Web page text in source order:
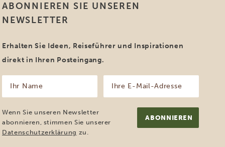
ABONNIEREN SIE UNSEREN
NEWSLETTER
Erhalten Sie Ideen, Reiseführer und Inspirationen
direkt in Ihren Posteingang.
Name
(erforderlich)
Mail-
(erforderlich)
Wenn Sie unseren Newsletter
abonnieren, stimmen Sie unserer
Datenschutzerklärung zu.